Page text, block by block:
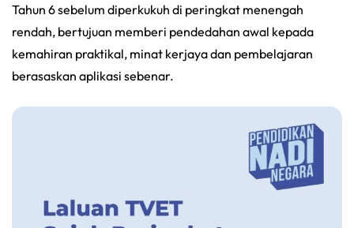
Tahun 6 sebelum diperkukuh di peringkat menengah
rendah, bertujuan memberi pendedahan awal kepada
kemahiran praktikal, minat kerjaya dan pembelajaran
berasaskan aplikasi sebenar.